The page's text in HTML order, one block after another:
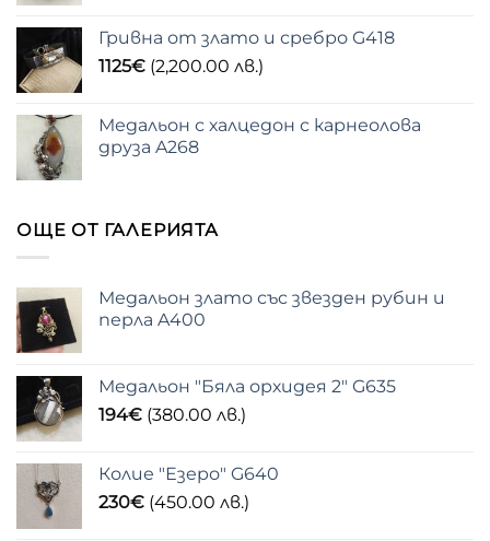
Гривна от злато и сребро G418
1125€ (2,200.00 лв.)
Медальон с халцедон с карнеолова
друза A268
ОЩЕ ОТ ГАЛЕРИЯТА
Медальон злато със звезден рубин и
перла A400
Медальон "Бяла орхидея 2" G635
194€ (380.00 лв.)
Колие "Езеро" G640
230€ (450.00 лв.)